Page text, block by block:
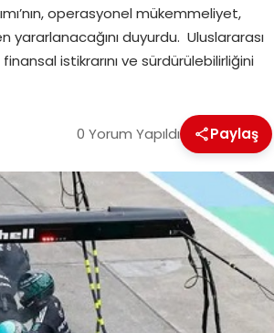
operasyonel mükemmeliyet,
yararlanacağını duyurdu. Uluslararası
istikrarını ve sürdürülebilirliğini
0 Yorum Yapıldı Paylaş